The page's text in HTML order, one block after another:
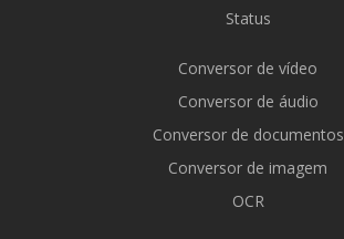
Status
Conversor de vídeo
Conversor de áudio
Conversor de documentos
Conversor de imagem
OCR